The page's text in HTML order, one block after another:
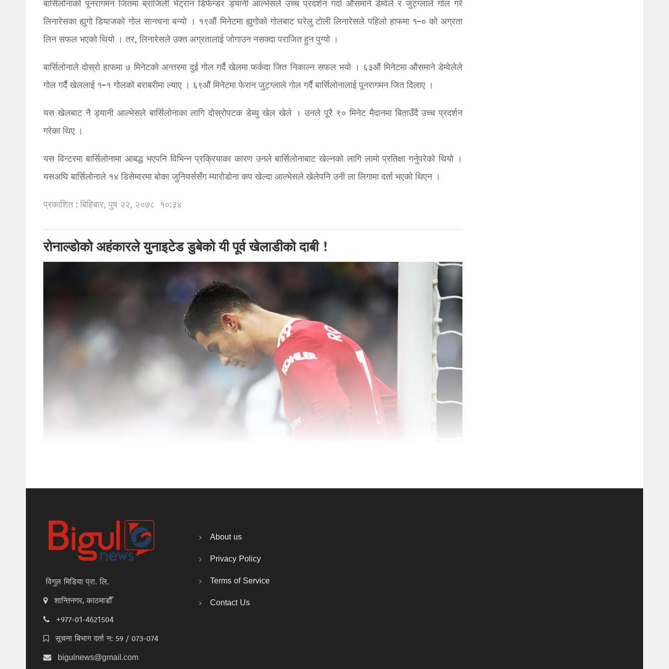
बार्सिलोनाको पूनरागमन जितमा ब्राजिली भेट्रान डिफेन्डर ड्यानी आल्भेसले उच्च प्रदर्शन गर्दा औसमाने डेम्वेले र जुट्ग्लाले गोल गरे
लिनारेसका ह्युगो डियाजको गोल सान्त्वना बन्यो । १९औं मिनेटमा ह्युगोको गोलबाट घरेलु टोली लिनारेसले पहिलो हाफमा १–० को अग्रता
लिन सफल भएको थियो । तर, लिनारेसले उक्त अग्रतालाई जोगाउन नसक्दा पराजित हुन पुग्यो ।
बार्सिलोनाले दोस्रो हाफमा ७ मिनेटको अन्तरमा दुई गोल गर्दै खेलमा फर्कदा जित निकाल्न सफल भयो । ६३औं मिनेटमा औसमाने डेम्वेलेले
गोल गर्दै खेललाई १–१ गोलको बराबरीमा ल्याए । ६९औं मिनेटमा फेरान जुट्ग्लाले गोल गर्दै बार्सिलोनालाई पूनरागमन जित दिलाए ।
यस खेलबाट नै ड्यानी आल्भेसले बार्सिलोनाका लागि दोस्रोपटक डेब्यु खेल खेले । उनले पूरै ९० मिनेट मैदानमा बिताउँदै उच्च प्रदर्शन
गरेका थिए ।
यस विन्टरमा बार्सिलोनामा आबद्ध भएपनि विभिन्न प्रक्रियाका कारण उनले बार्सिलोनाबाट खेल्नको लागि लामो प्रतिक्षा गर्नुपरेको थियो ।
यसअघि बार्सिलोनाले १४ डिसेम्वरमा बोका जुनियर्ससँग म्यारोडोना कप खेल्दा आल्भेसले खेलेपनि उनी ला लिगामा दर्ता भएको थिएन ।
प्रकाशित : बिहिबार, पुष २२, २०७८ १०:३४
रोनाल्डोको अहंकारले युनाइटेड डुबेको यी पूर्व खेलाडीको दाबी !
विगुल मिडिया प्रा. लि.
शान्तिनगर, काठमाडौँ
+977-01-4621504
सूचना बिभाग दर्ता न: 59 / 073-074
bigulnews@gmail.com
About us
Privacy Policy
Terms of Service
Contact Us